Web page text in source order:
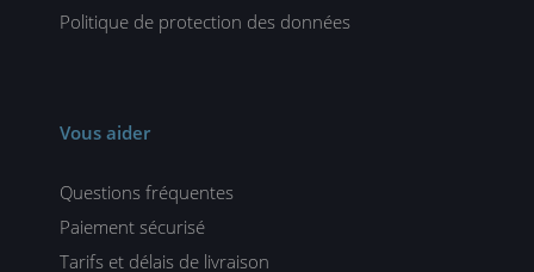
Politique de protection des données
Vous aider
Questions fréquentes
Paiement sécurisé
Tarifs et délais de livraison